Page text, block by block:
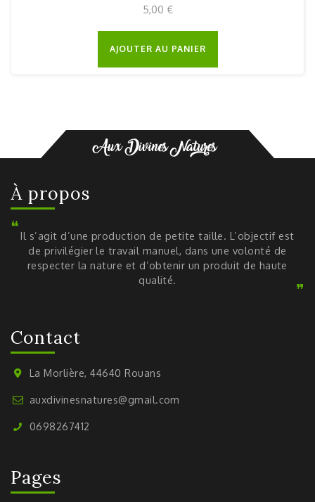
20g
5,00 €
AJOUTER AU PANIER
À propos
Il s’agit d’une production de petite taille. L’objectif est
de privilégier le travail manuel, dans une volonté de
respecter la nature et d’obtenir un produit de haute
qualité.
Contact
La Morlière, 44640 Rouans
auxdivinesnatures@gmail.com
0698267412
Pages